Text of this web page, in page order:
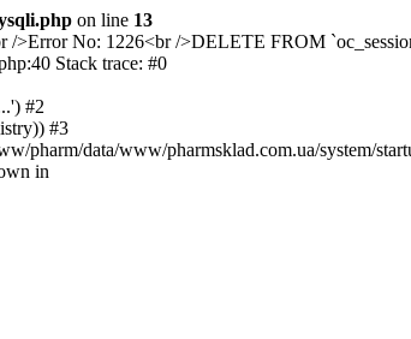
on line 13
/>Error No: 1226<br />DELETE FROM
Stack trace: #0
#2
#3
pharm/data/www/pharmsklad.com.ua/system/
in